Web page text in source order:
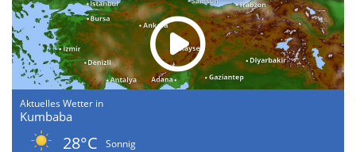
Aktuelles Wetter in
Kumbaba
28°C
Sonnig